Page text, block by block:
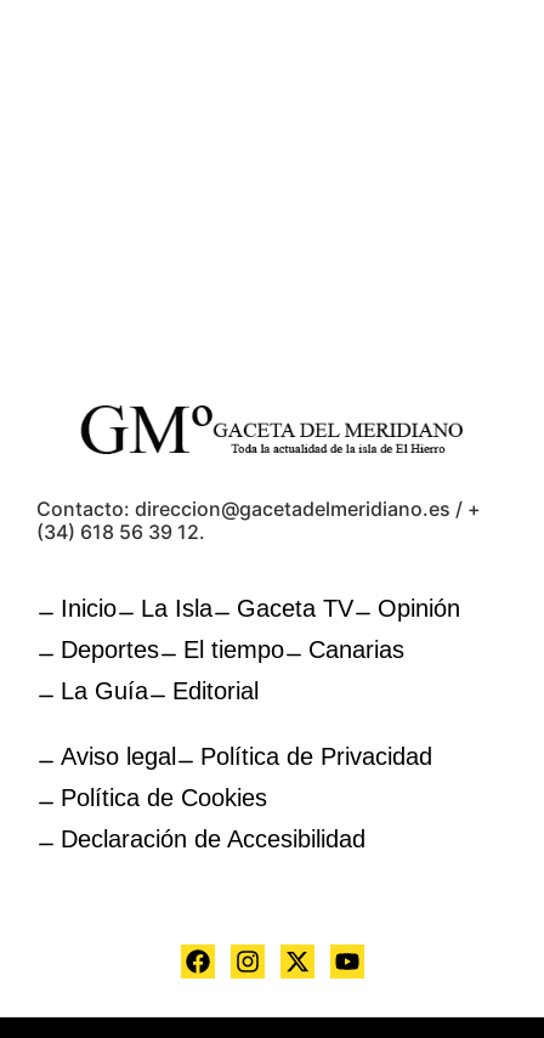
Contacto: direccion@gacetadelmeridiano.es / +
(34) 618 56 39 12.
Inicio La Isla Gaceta TV
Opinión
Deportes
El tiempo
Canarias
La Guía
Editorial
Aviso legal
Política de Privacidad
Política de Cookies
Declaración de Accesibilidad